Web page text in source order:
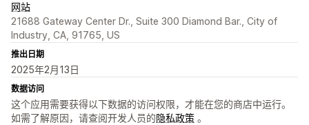
网站
21688 Gateway Center Dr., Suite 300 Diamond Bar., City of
Industry, CA, 91765, US
推出日期
2025年2月13日
数据访问
这个应用需要获得以下数据的访问权限，才能在您的商店中运行。
如需了解原因，请查阅开发人员的隐私政策 。